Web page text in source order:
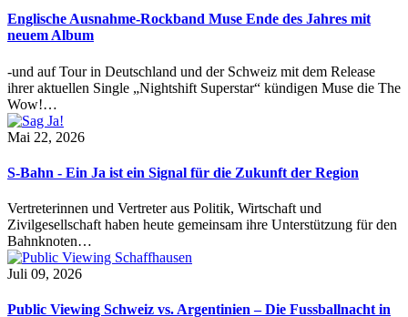
Englische Ausnahme-Rockband Muse Ende des Jahres mit
neuem Album
-und auf Tour in Deutschland und der Schweiz mit dem Release
ihrer aktuellen Single „Nightshift Superstar“ kündigen Muse die The
Wow!…
Mai 22, 2026
S-Bahn - Ein Ja ist ein Signal für die Zukunft der Region
Vertreterinnen und Vertreter aus Politik, Wirtschaft und
Zivilgesellschaft haben heute gemeinsam ihre Unterstützung für den
Bahnknoten…
Juli 09, 2026
Public Viewing Schweiz vs. Argentinien – Die Fussballnacht in